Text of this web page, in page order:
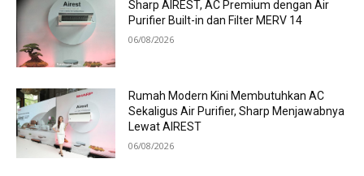
Sharp AIREST, AC Premium dengan Air
Purifier Built-in dan Filter MERV 14
06/08/2026
Rumah Modern Kini Membutuhkan AC
Sekaligus Air Purifier, Sharp Menjawabnya
Lewat AIREST
06/08/2026